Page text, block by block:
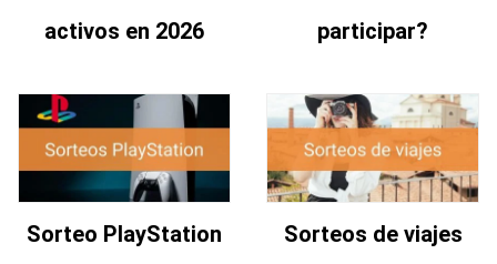
activos en 2026
participar?
Sorteo PlayStation
Sorteos de viajes